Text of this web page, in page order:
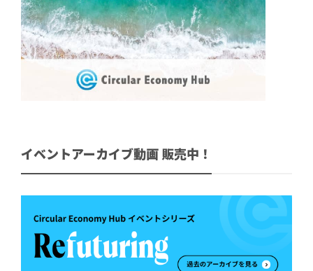
イベントアーカイブ動画 販売中！